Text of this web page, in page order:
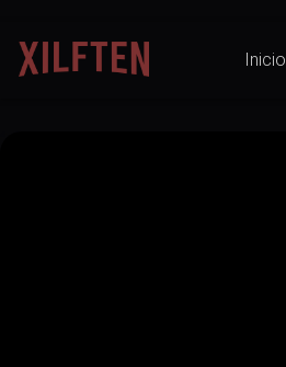
Inicio